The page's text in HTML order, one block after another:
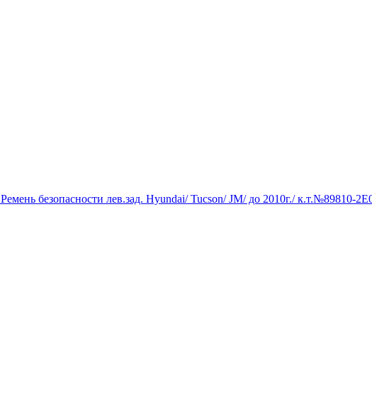
Ремень безопасности лев.зад. Hyundai/ Tucson/ JM/ до 2010г./ к.т.№89810-